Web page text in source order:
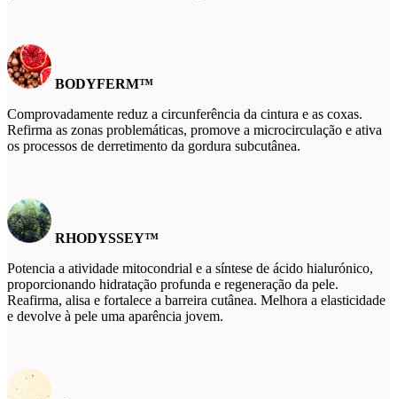
BODYFERM™
Comprovadamente reduz a circunferência da cintura e as coxas.
Refirma as zonas problemáticas, promove a microcirculação e ativa
os processos de derretimento da gordura subcutânea.
RHODYSSEY™
Potencia a atividade mitocondrial e a síntese de ácido hialurónico,
proporcionando hidratação profunda e regeneração da pele.
Reafirma, alisa e fortalece a barreira cutânea. Melhora a elasticidade
e devolve à pele uma aparência jovem.